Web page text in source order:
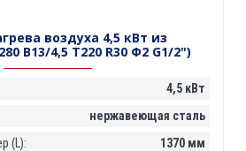
воздуха 4,5 кВт из
В13/4,5 Т220 R30 Ф2 G1/2")
4,5 кВт
нержавеющая сталь
(L):
1370 мм